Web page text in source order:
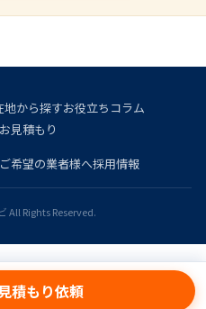
積もり依頼
地から探すお役立ちコラム
見積もり
希望の業者様へ採用情報
All Rights Reserved.